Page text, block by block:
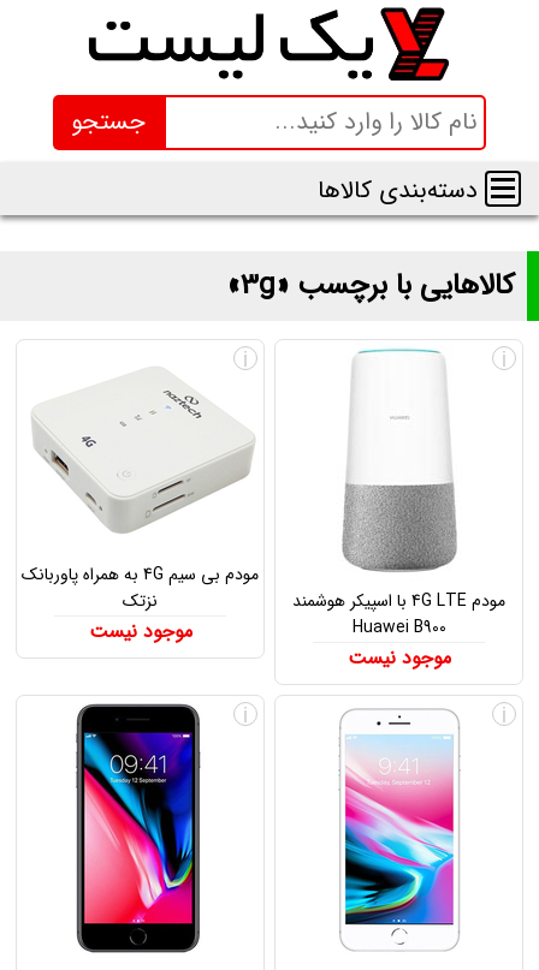
جستجو
دسته‌بندی کالاها
کالاهایی با برچسب «3g»
لیست و قیمت محصولاتی با برچسب «3g»
مودم 4G LTE با اسپیکر هوشمند
Huawei B900
موجود نیست
i
مودم بی سیم 4G به همراه پاوربانک
نزتک
موجود نیست
i
i
i